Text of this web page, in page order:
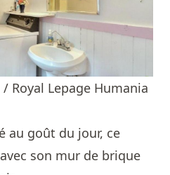
Royal Lepage Humania
au goût du jour, ce
son mur de brique